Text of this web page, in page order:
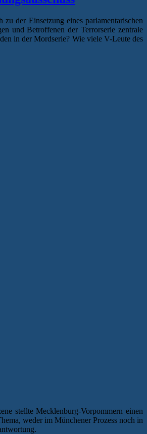
der Einsetzung eines parlamentarischen
und Betroffenen der Terrorserie zentrale
in der Mordserie? Wie viele V-Leute des
stellte Mecklenburg-Vorpommern einen
weder im Münchener Prozess noch in